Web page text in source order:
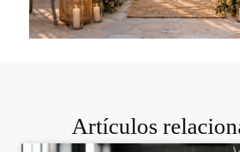
Artículos